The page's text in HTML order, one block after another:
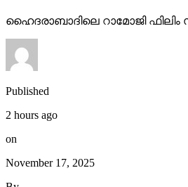
ഹൈദരാബാദിലെ റാമോജി ഫിലിം
Published
2 hours ago
on
November 17, 2025